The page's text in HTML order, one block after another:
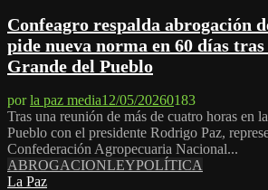
Confeagro respalda abrogación
pide nueva norma en 60 días
Grande del Pueblo
porla paz media12/05/20260183
Tras una reunión de más de cuatro horas en
Pueblo con el presidente Rodrigo Paz,
Confederación Agropecuaria Nacional...
ABROGACIONLEYPOLÍTICA
La Paz